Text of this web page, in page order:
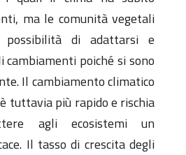
ma le comunità vegetali
di adattarsi e
poiché si sono
Il cambiamento climatico
tuttavia più rapido e rischia
agli ecosistemi un
Il tasso di crescita degli